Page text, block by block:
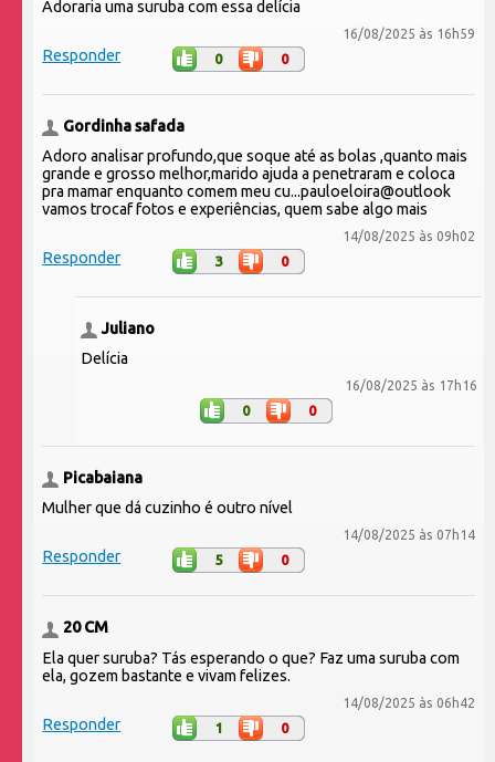
Adoraria uma suruba com essa delícia
16/08/2025 às 16h59
Responder 0 0
Gordinha safada
Adoro analisar profundo,que soque até as bolas ,quanto mais
grande e grosso melhor,marido ajuda a penetraram e coloca
pra mamar enquanto comem meu cu...pauloeloira@outlook
vamos trocaf fotos e experiências, quem sabe algo mais
14/08/2025 às 09h02
Responder 3 0
Juliano
Delícia
16/08/2025 às 17h16
0 0
Picabaiana
Mulher que dá cuzinho é outro nível
14/08/2025 às 07h14
Responder 5 0
20 CM
Ela quer suruba? Tás esperando o que? Faz uma suruba com
ela, gozem bastante e vivam felizes.
14/08/2025 às 06h42
Responder 1 0